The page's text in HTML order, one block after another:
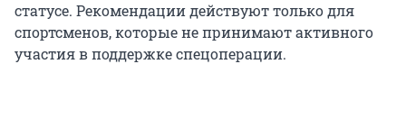
статусе. Рекомендации действуют только для
спортсменов, которые не принимают активного
участия в поддержке спецоперации.